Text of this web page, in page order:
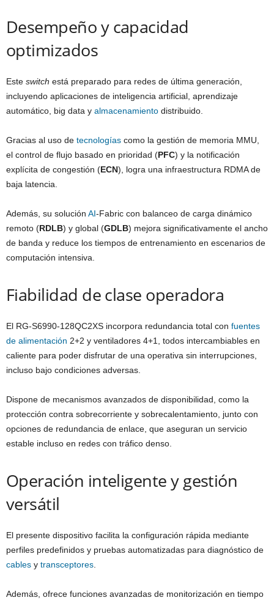
Desempeño y capacidad
optimizados
Este switch está preparado para redes de última generación,
incluyendo aplicaciones de inteligencia artificial, aprendizaje
automático, big data y almacenamiento distribuido.
Gracias al uso de tecnologías como la gestión de memoria MMU,
el control de flujo basado en prioridad (PFC) y la notificación
explícita de congestión (ECN), logra una infraestructura RDMA de
baja latencia.
Además, su solución AI-Fabric con balanceo de carga dinámico
remoto (RDLB) y global (GDLB) mejora significativamente el ancho
de banda y reduce los tiempos de entrenamiento en escenarios de
computación intensiva.
Fiabilidad de clase operadora
El RG-S6990-128QC2XS incorpora redundancia total con fuentes
de alimentación 2+2 y ventiladores 4+1, todos intercambiables en
caliente para poder disfrutar de una operativa sin interrupciones,
incluso bajo condiciones adversas.
Dispone de mecanismos avanzados de disponibilidad, como la
protección contra sobrecorriente y sobrecalentamiento, junto con
opciones de redundancia de enlace, que aseguran un servicio
estable incluso en redes con tráfico denso.
Operación inteligente y gestión
versátil
El presente dispositivo facilita la configuración rápida mediante
perfiles predefinidos y pruebas automatizadas para diagnóstico de
cables y transceptores
Además, ofrece funciones avanzadas de monitorización en tiempo